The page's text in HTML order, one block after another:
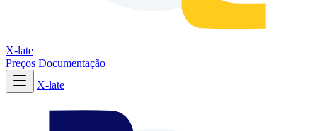
X-late
Preços Documentação
X-late